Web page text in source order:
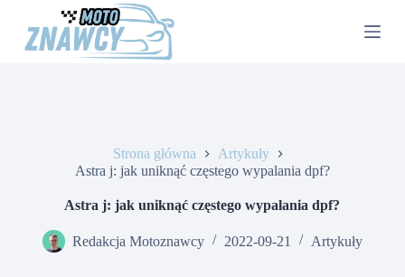
Strona główna
Artykuły
Astra j: jak uniknąć częstego wypalania dpf?
Astra j: jak uniknąć częstego wypalania dpf?
Redakcja Motoznawcy 2022-09-21 Artykuły